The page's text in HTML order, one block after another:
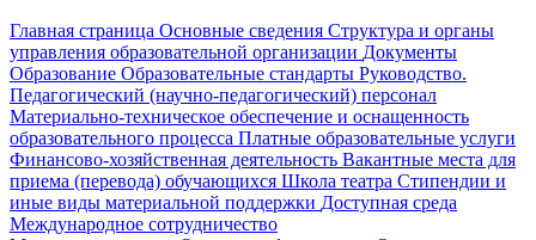
Главная страница Основные сведения Структура и органы
управления образовательной организации Документы
Образование Образовательные стандарты Руководство.
Педагогический (научно-педагогический) персонал
Материально-техническое обеспечение и оснащенность
образовательного процесса Платные образовательные услуги
Финансово-хозяйственная деятельность Вакантные места для
приема (перевода) обучающихся Школа театра Стипендии и
иные виды материальной поддержки Доступная среда
Международное сотрудничество